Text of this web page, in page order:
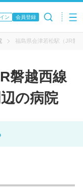
ン 会員登録
福島県会津若松駅（JR磐
磐越西線
の病院